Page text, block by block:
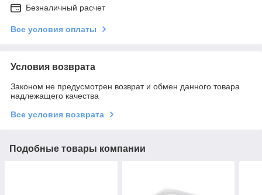
Безналичный расчет
Все условия оплаты
Условия возврата
Законом не предусмотрен возврат и обмен данного товара
надлежащего качества
Все условия возврата
Подобные товары компании